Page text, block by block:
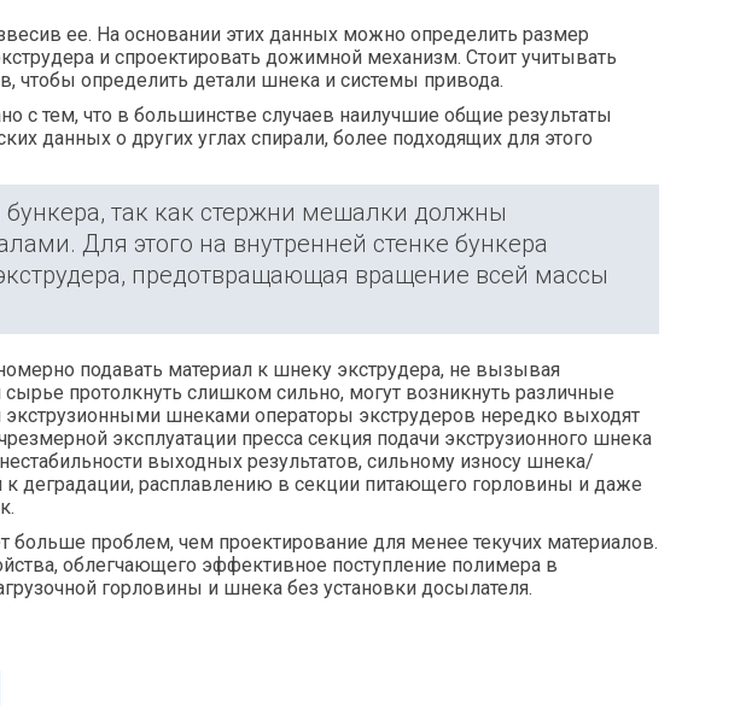
ее. На основании этих данных можно определить размер
и спроектировать дожимной механизм. Стоит учитывать
чтобы определить детали шнека и системы привода.
с тем, что в большинстве случаев наилучшие общие результаты
данных о других углах спирали, более подходящих для этого
так как стержни мешалки должны
Для этого на внутренней стенке бункера
предотвращающая вращение всей массы
подавать материал к шнеку экструдера, не вызывая
протолкнуть слишком сильно, могут возникнуть различные
шнеками операторы экструдеров нередко выходят
эксплуатации пресса секция подачи экструзионного шнека
нестабильности выходных результатов, сильному износу шнека/
к деградации, расплавлению в секции питающего горловины и даже
проблем, чем проектирование для менее текучих материалов.
облегчающего эффективное поступление полимера в
горловины и шнека без установки досылателя.